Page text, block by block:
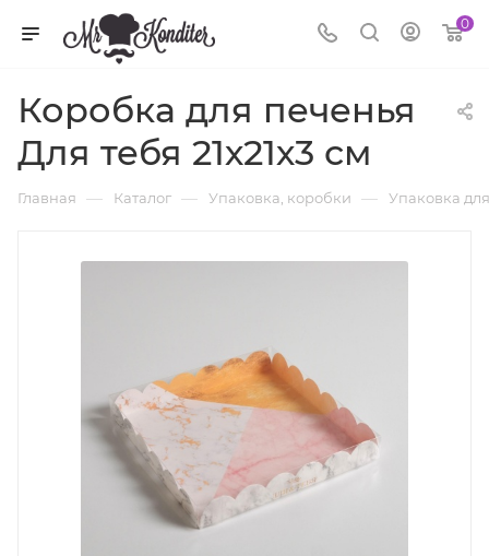
0
Коробка для печенья
Для тебя 21х21х3 см
Главная — Каталог — Упаковка, коробки — Упаковка